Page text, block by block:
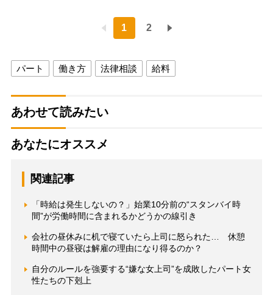
1 2
パート 働き方 法律相談 給料
あわせて読みたい
あなたにオススメ
関連記事
「時給は発生しないの？」始業10分前の“スタンバイ時
間”が労働時間に含まれるかどうかの線引き
会社の昼休みに机で寝ていたら上司に怒られた… 休憩
時間中の昼寝は解雇の理由になり得るのか？
自分のルールを強要する“嫌な女上司”を成敗したパート女
性たちの下剋上